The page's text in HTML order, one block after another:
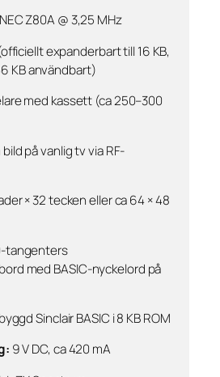
Z80A @ 3,25 MHz
expanderbart till 16 KB,
KB användbart)
med kassett (ca 250–300
på vanlig tv via RF-
× 32 tecken eller ca 64 × 48
tangenters
med BASIC-nyckelord på
Sinclair BASIC i 8 KB ROM
9 V DC, ca 420 mA